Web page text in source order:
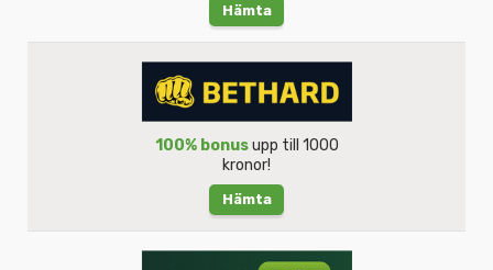
Hämta
100% bonusupp till 1000
kronor!
Hämta